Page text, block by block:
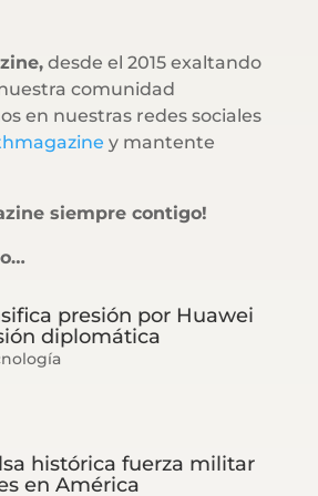
desde el 2015 exaltando
comunidad
en nuestras redes sociales
y mantente
siempre contigo!
presión por Huawei
diplomática
histórica fuerza militar
en América